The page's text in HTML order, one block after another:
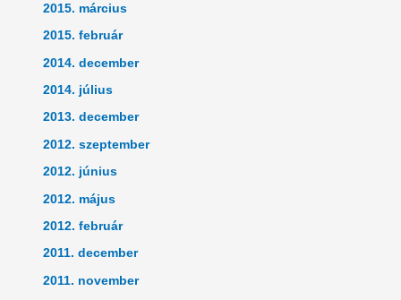
2015. március
2015. február
2014. december
2014. július
2013. december
2012. szeptember
2012. június
2012. május
2012. február
2011. december
2011. november